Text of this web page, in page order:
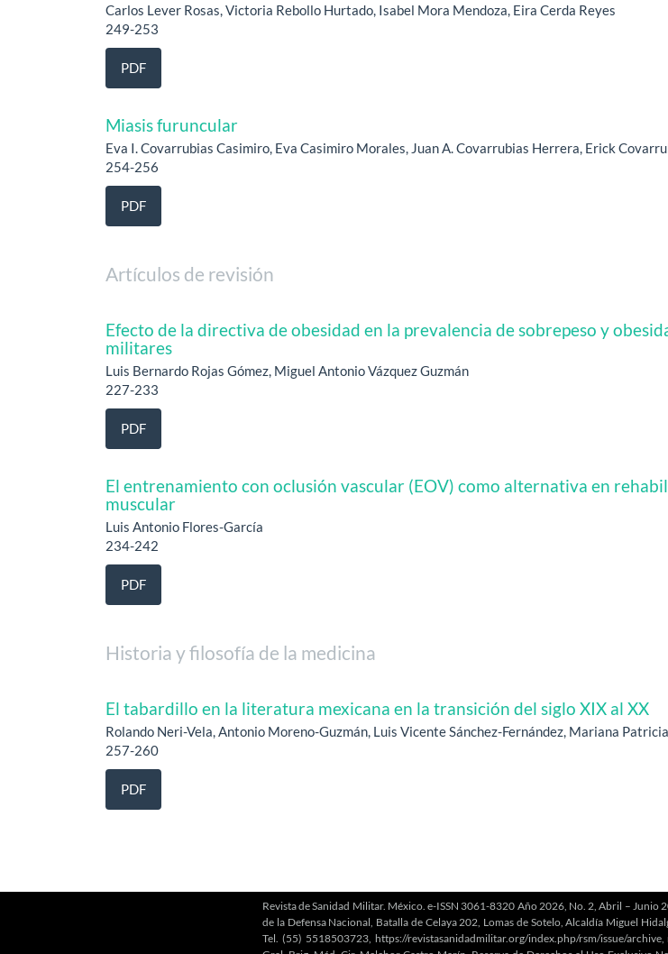
Carlos Lever Rosas, Victoria Rebollo Hurtado, Isabel Mora Mendoza, Eira Cerda Reyes
249-253
PDF
Miasis furuncular
Eva I. Covarrubias Casimiro, Eva Casimiro Morales, Juan A. Covarrubias Herrera, Erick
254-256
PDF
Artículos de revisión
Efecto de la directiva de obesidad en la prevalencia de sobrepeso y
militares
Luis Bernardo Rojas Gómez, Miguel Antonio Vázquez Guzmán
227-233
PDF
El entrenamiento con oclusión vascular (EOV) como alternativa en
muscular
Luis Antonio Flores-García
234-242
PDF
Historia y filosofía de la medicina
El tabardillo en la literatura mexicana en la transición del siglo XIX al XX
Rolando Neri-Vela, Antonio Moreno-Guzmán, Luis Vicente Sánchez-Fernández, Mariana
257-260
PDF
Revista de Sanidad Militar. México. e-ISSN 3061-8320 Año 2026, No. 2, Abril –
de la Defensa Nacional, Batalla de Celaya 202, Lomas de Sotelo, Alcaldía Miguel
Tel. (55) 5518503723, https://revistasanidadmilitar.org/index.php/rsm/issue/